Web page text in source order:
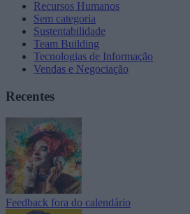
Recursos Humanos
Sem categoria
Sustentabilidade
Team Building
Tecnologias de Informação
Vendas e Negociação
Recentes
Feedback fora do calendário